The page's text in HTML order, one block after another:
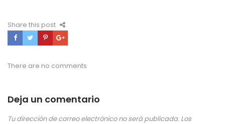
Share this post
There are no comments
Deja un comentario
Tu dirección de correo electrónico no será publicada. Los